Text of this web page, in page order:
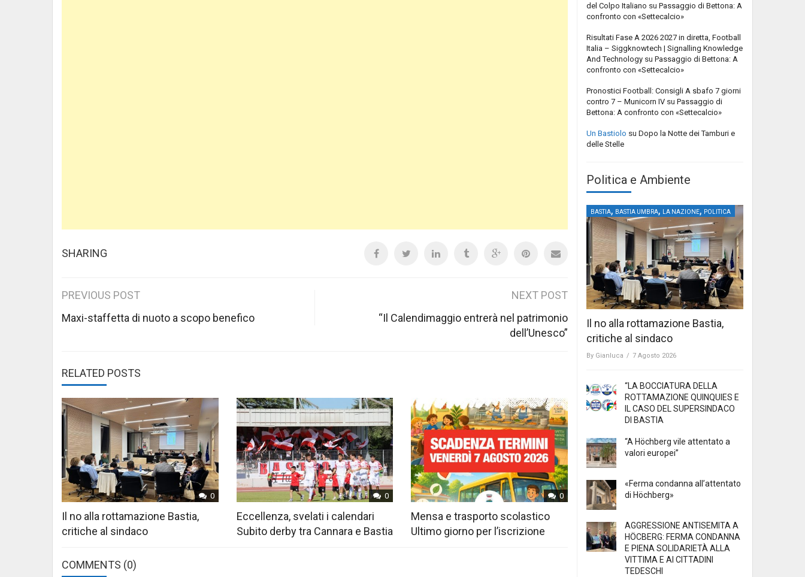
SHARING
Post
navigation
PREVIOUS POST
Maxi-staffetta di nuoto a scopo benefico
NEXT POST
“Il Calendimaggio entrerà nel patrimonio
dell’Unesco”
RELATED POSTS
0
Il no alla rottamazione Bastia,
critiche al sindaco
0
Eccellenza, svelati i calendari
Subito derby tra Cannara e Bastia
0
Mensa e trasporto scolastico
Ultimo giorno per l’iscrizione
COMMENTS (0)
del Colpo Italiano su Passaggio di Bettona: A
confronto con «Settecalcio»
Risultati Fase A 2026 2027 in diretta, Football
Italia – Siggknowtech | Signalling Knowledge
And Technology su Passaggio di Bettona: A
confronto con «Settecalcio»
Pronostici Football: Consigli A sbafo 7 giorni
contro 7 – Municorn IV su Passaggio di
Bettona: A confronto con «Settecalcio»
Un Bastiolo su Dopo la Notte dei Tamburi e
delle Stelle
Politica e Ambiente
BASTIA, BASTIA UMBRA, LA NAZIONE, POLITICA
Il no alla rottamazione Bastia,
critiche al sindaco
By Gianluca / 7 Agosto 2026
“LA BOCCIATURA DELLA
ROTTAMAZIONE QUINQUIES E
IL CASO DEL SUPERSINDACO
DI BASTIA
“A Höchberg vile attentato a
valori europei”
«Ferma condanna all’attentato
di Höchberg»
AGGRESSIONE ANTISEMITA A
HÖCBERG: FERMA CONDANNA
E PIENA SOLIDARIETÀ ALLA
VITTIMA E AI CITTADINI
TEDESCHI